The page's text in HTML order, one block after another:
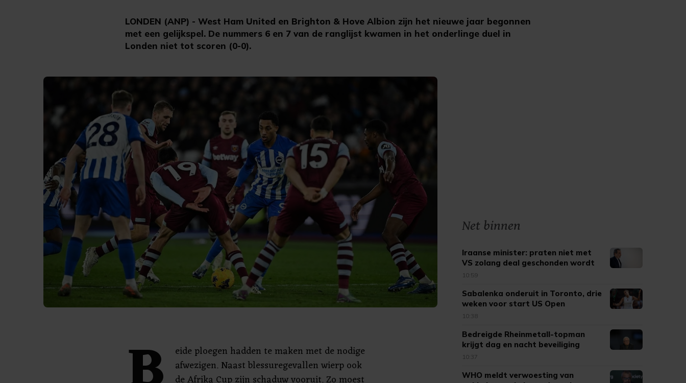
LONDEN (ANP) - West Ham United en Brighton & Hove Albion zijn het nieuwe jaar begonnen
met een gelijkspel. De nummers 6 en 7 van de ranglijst kwamen in het onderlinge duel in
Londen niet tot scoren (0-0).
eide ploegen hadden te maken met de nodige
afwezigen. Naast blessuregevallen wierp ook
Net binnen
Iraanse minister: praten niet met
VS zolang deal geschonden wordt
10:59
Sabalenka onderuit in Toronto, drie
weken voor start US Open
10:38
Bedreigde Rheinmetall-topman
krijgt dag en nacht beveiliging
10:37
WHO meldt verwoesting van